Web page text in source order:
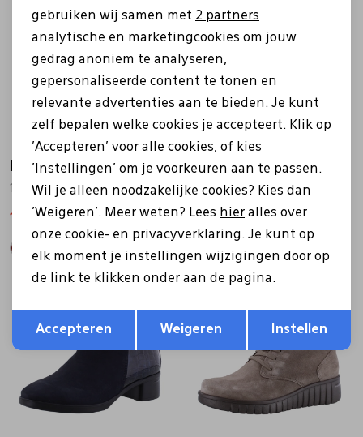
Hartjes
172.2201/30 taupe
150,49 214,99
Hartjes
172.2201/30 zwart
150,49 214,99
Marketing cookies
Terug Opslaan
gebruiken wij samen met 2 partners
analytische en marketingcookies om jouw
gedrag anoniem te analyseren,
gepersonaliseerde content te tonen en
relevante advertenties aan te bieden. Je kunt
zelf bepalen welke cookies je accepteert. Klik op
'Accepteren' voor alle cookies, of kies
'Instellingen' om je voorkeuren aan te passen.
Wil je alleen noodzakelijke cookies? Kies dan
'Weigeren'. Meer weten? Lees hier alles over
onze cookie- en privacyverklaring. Je kunt op
elk moment je instellingen wijzigingen door op
de link te klikken onder aan de pagina.
Accepteren Weigeren Instellen